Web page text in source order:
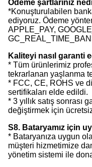
Ödeme şartlarınız
*Konuşturulabilen
ediyoruz. Ödeme
APPLE_PAY,
Kaliteyi nasıl garanti
* Tüm ürünlerimiz
tekrarlanan yaşlanma
* FCC, CE, ROHS ve
sertifikaları elde edildi.
* 3 yıllık satış sonrası
değiştirmek için
S8. Bataryamız için
* Bataryanıza uygun
müşteri hizmetimize
yönetim sistemi ile